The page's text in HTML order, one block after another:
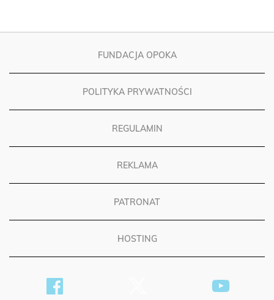
FUNDACJA OPOKA
POLITYKA PRYWATNOŚCI
REGULAMIN
REKLAMA
PATRONAT
HOSTING